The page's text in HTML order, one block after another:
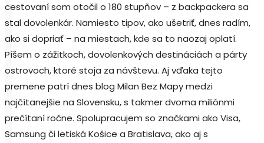
cestovaní som otočil o 180 stupňov – z backpackera sa
stal dovolenkár. Namiesto tipov, ako ušetriť, dnes radím,
ako si dopriať – na miestach, kde sa to naozaj oplatí.
Píšem o zážitkoch, dovolenkových destináciách a párty
ostrovoch, ktoré stoja za návštevu. Aj vďaka tejto
premene patrí dnes blog Milan Bez Mapy medzi
najčítanejšie na Slovensku, s takmer dvoma miliónmi
prečítaní ročne. Spolupracujem so značkami ako Visa,
Samsung či letiská Košice a Bratislava, ako aj s